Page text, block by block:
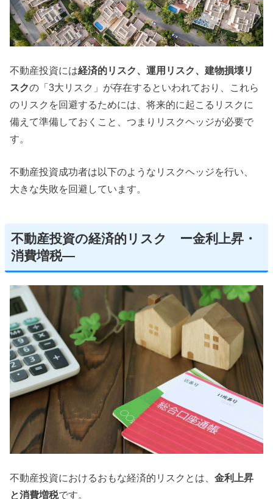
不動産投資には経済的リスク、運用リスク、建物損壊リ
スクの「3大リスク」が存在するといわれており、これら
のリスクを回避するためには、将来的に起こるリスクに
備えて準備しておくこと、つまりリスクヘッジが必要で
す。
不動産投資成功者は以下のようなリスクヘッジを行い、
大きな失敗を回避しています。
不動産投資の経済的リスク ー金利上昇・
消費増税—
不動産投資におけるおもな経済的リスクとは、金利上昇
と消費増税です。